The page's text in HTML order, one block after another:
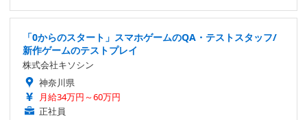
「0からのスタート」スマホゲームのQA・テストスタッフ/
新作ゲームのテストプレイ
株式会社キソシン
神奈川県
月給34万円～60万円
正社員